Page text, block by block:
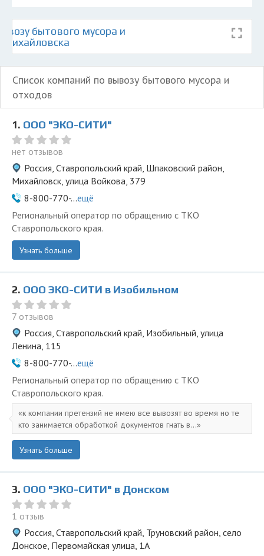
бытового мусора и
Михайловска
Список компаний по вывозу бытового мусора и
отходов
1. ООО "ЭКО-СИТИ"
нет отзывов
Россия, Ставропольский край, Шпаковский район,
Михайловск, улица Войкова, 379
8-800-770-...ещё
Региональный оператор по обращению с ТКО
Ставропольского края.
Узнать больше
2. ООО ЭКО-СИТИ в Изобильном
7 отзывов
Россия, Ставропольский край, Изобильный, улица
Ленина, 115
8-800-770-...ещё
Региональный оператор по обращению с ТКО
Ставропольского края.
к компании претензий не имею все вывозят во время но те
кто занимается обработкой документов гнать в...
Узнать больше
3. ООО "ЭКО-СИТИ" в Донском
1 отзыв
Россия, Ставропольский край, Труновский район, село
Донское, Первомайская улица, 1А